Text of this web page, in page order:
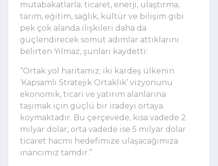
mutabakatlarla; ticaret, enerji, ulaştırma,
tarım, eğitim, sağlık, kültür ve bilişim gibi
pek çok alanda ilişkileri daha da
güçlendirecek somut adımlar attıklarını
belirten Yılmaz, şunları kaydetti:
“Ortak yol haritamız; iki kardeş ülkenin
‘Kapsamlı Stratejik Ortaklık’ vizyonunu
ekonomik, ticari ve yatırım alanlarına
taşımak için güçlü bir iradeyi ortaya
koymaktadır. Bu çerçevede, kısa vadede 2
milyar dolar, orta vadede ise 5 milyar dolar
ticaret hacmi hedefimize ulaşacağımıza
inancımız tamdır.”